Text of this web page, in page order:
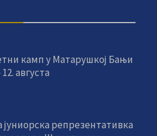
камп у Матарушкој Бањи
августа
јуниорска репрезентативка